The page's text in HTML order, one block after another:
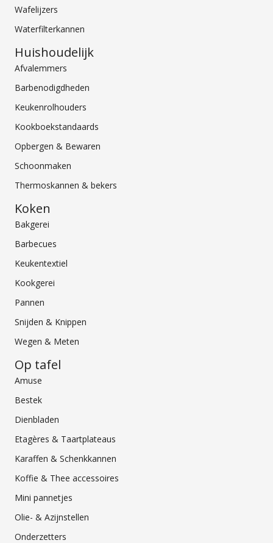
Wafelijzers
Waterfilterkannen
Huishoudelijk
Afvalemmers
Barbenodigdheden
Keukenrolhouders
Kookboekstandaards
Opbergen & Bewaren
Schoonmaken
Thermoskannen & bekers
Koken
Bakgerei
Barbecues
Keukentextiel
Kookgerei
Pannen
Snijden & Knippen
Wegen & Meten
Op tafel
Amuse
Bestek
Dienbladen
Etagères & Taartplateaus
Karaffen & Schenkkannen
Koffie & Thee accessoires
Mini pannetjes
Olie- & Azijnstellen
Onderzetters